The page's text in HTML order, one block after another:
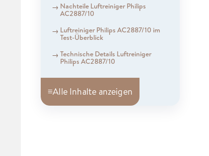
Nachteile Luftreiniger Philips
AC2887/10
Luftreiniger Philips AC2887/10 im
Test-Überblick
Technische Details Luftreiniger
Philips AC2887/10
≡Alle Inhalte anzeigen